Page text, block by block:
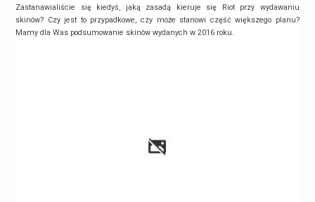
Zastanawialiście się kiedyś, jaką zasadą kieruje się Riot przy wydawaniu
skinów? Czy jest to przypadkowe, czy może stanowi część większego planu?
Mamy dla Was podsumowanie skinów wydanych w 2016 roku.